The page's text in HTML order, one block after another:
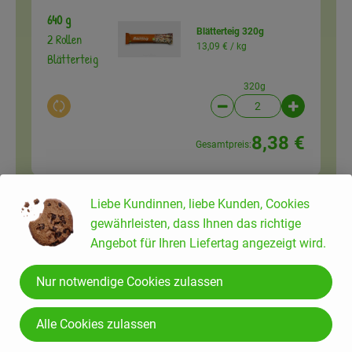
640 g
2 Rollen
Blätterteig
Auswahl ändern
Blätterteig 320g
13,09 € / kg
320g
Artikelanzahl
Gesamtpreis:8,38 €
Du hast sicher:
Muskatnuss
167,60 € /kg
Liebe Kundinnen, liebe Kunden, Cookies
gewährleisten, dass Ihnen das richtige
Angebot für Ihren Liefertag angezeigt wird.
Nur notwendige Cookies zulassen
Alle Cookies zulassen